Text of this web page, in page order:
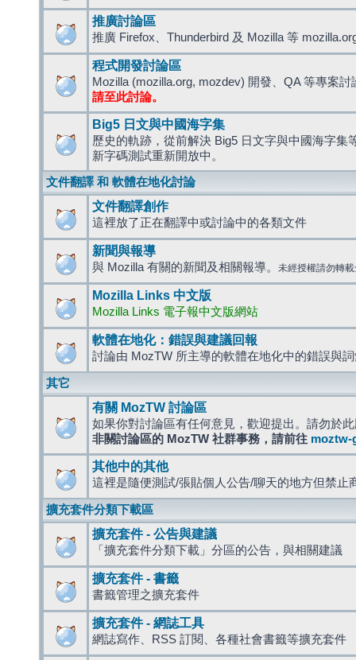
推廣討論區
推廣 Firefox、Thunderbird 及 Mozilla 等
程式開發討論區
Mozilla (mozilla.org, mozdev) 開發、QA 等專案討
請至此討論。
Big5 日文與中國海字集
歷史的軌跡，從前解決 Big5 日文字與中國海字集
新字碼測試重新開放中。
文件翻譯 和 軟體在地化討論
文件翻譯創作
這裡放了正在翻譯中或討論中的各類文件
新聞與報導
與 Mozilla 有關的新聞及相關報導。 未經授權請勿轉
Mozilla Links 中文版
Mozilla Links 電子報中文版網站
軟體在地化：錯誤與建議回報
討論由 MozTW 所主導的軟體在地化中的錯誤與
其它
有關 MozTW 討論區
如果你對討論區有任何意見，歡迎提出。請勿於
非關討論區的 MozTW 社群事務，請前往 moztw-
其他中的其他
這裡是隨便測試/張貼個人公告/聊天的地方但禁止
擴充套件分類下載區
擴充套件 - 公告與建議
「擴充套件分類下載」分區的公告，與相關建議
擴充套件 - 書籤
書籤管理之擴充套件
擴充套件 - 網誌工具
網誌寫作、RSS 訂閱、各種社會書籤等擴充套件